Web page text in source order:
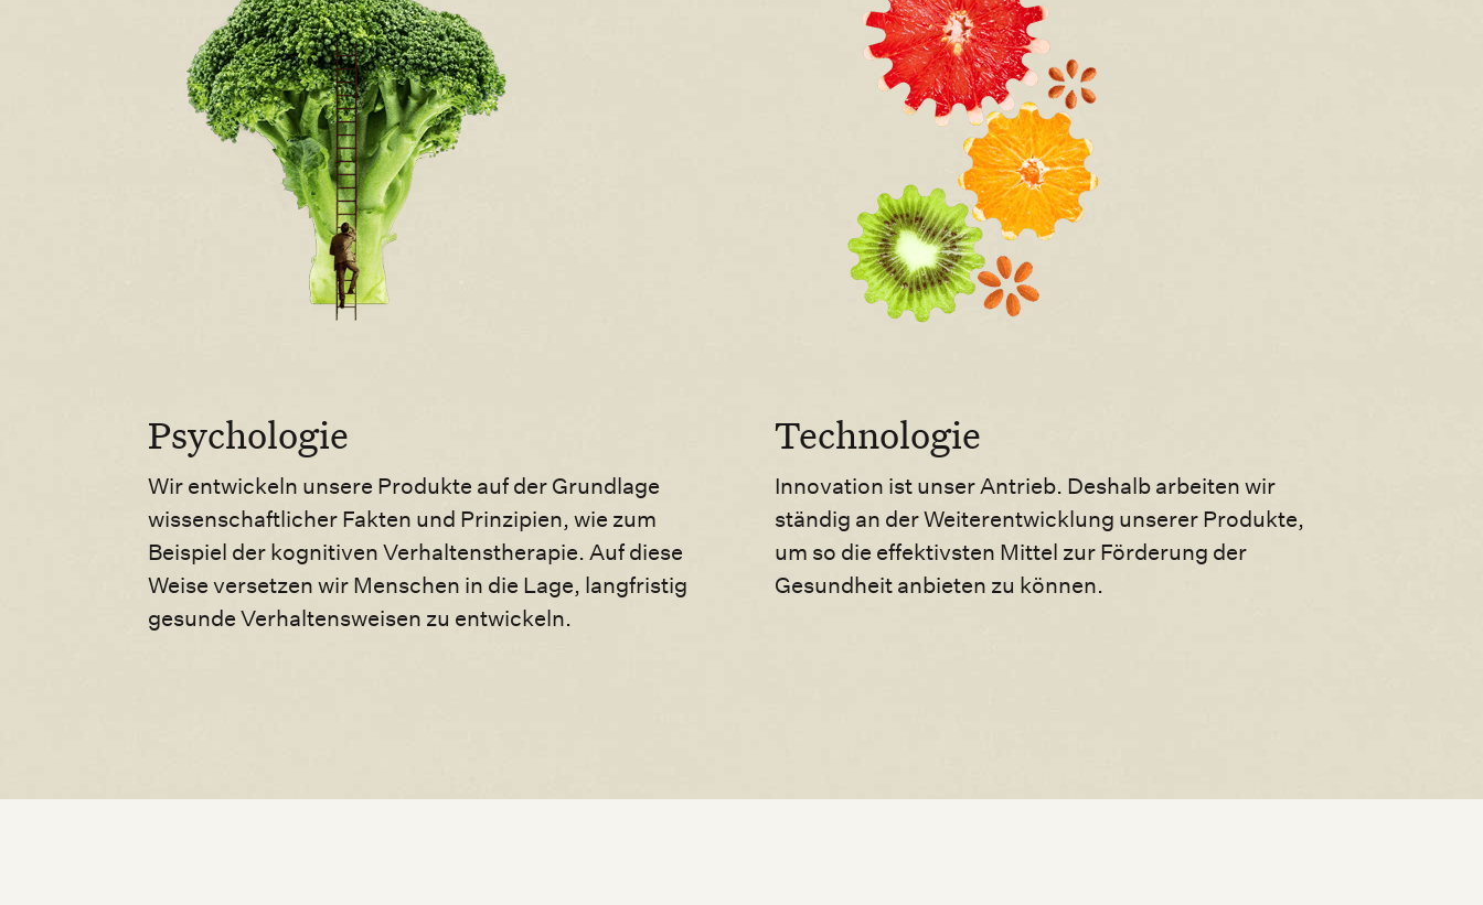
Psychologie
Wir entwickeln unsere Produkte auf der Grundlage
wissenschaftlicher Fakten und Prinzipien, wie zum
Beispiel der kognitiven Verhaltenstherapie. Auf diese
Weise versetzen wir Menschen in die Lage, langfristig
gesunde Verhaltensweisen zu entwickeln.
Technologie
Innovation ist unser Antrieb. Deshalb arbeiten wir
ständig an der Weiterentwicklung unserer Produkte,
um so die effektivsten Mittel zur Förderung der
Gesundheit anbieten zu können.